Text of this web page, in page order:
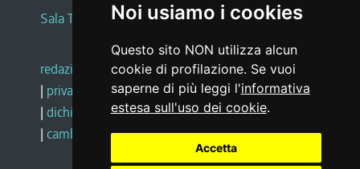
Noi usiamo i cookies
Questo sito NON utilizza alcun
cookie di profilazione. Se vuoi
saperne di più leggi l'informativa
estesa sull'uso dei cookie.
Accetta
Sala Tiziano Tessitori
redazione web |note legali |glossario
| privacy
social media policy
| dichiarazione di accessibilità |feedback
| cambio preferenze cookie